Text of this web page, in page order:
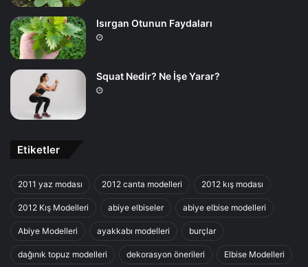
Isırgan Otunun Faydaları
Squat Nedir? Ne İşe Yarar?
Etiketler
2011 yaz modası 2012 canta modelleri 2012 kış modası
2012 Kış Modelleri abiye elbiseler abiye elbise modelleri
Abiye Modelleri ayakkabı modelleri burçlar
dağınık topuz modelleri dekorasyon önerileri Elbise Modelleri